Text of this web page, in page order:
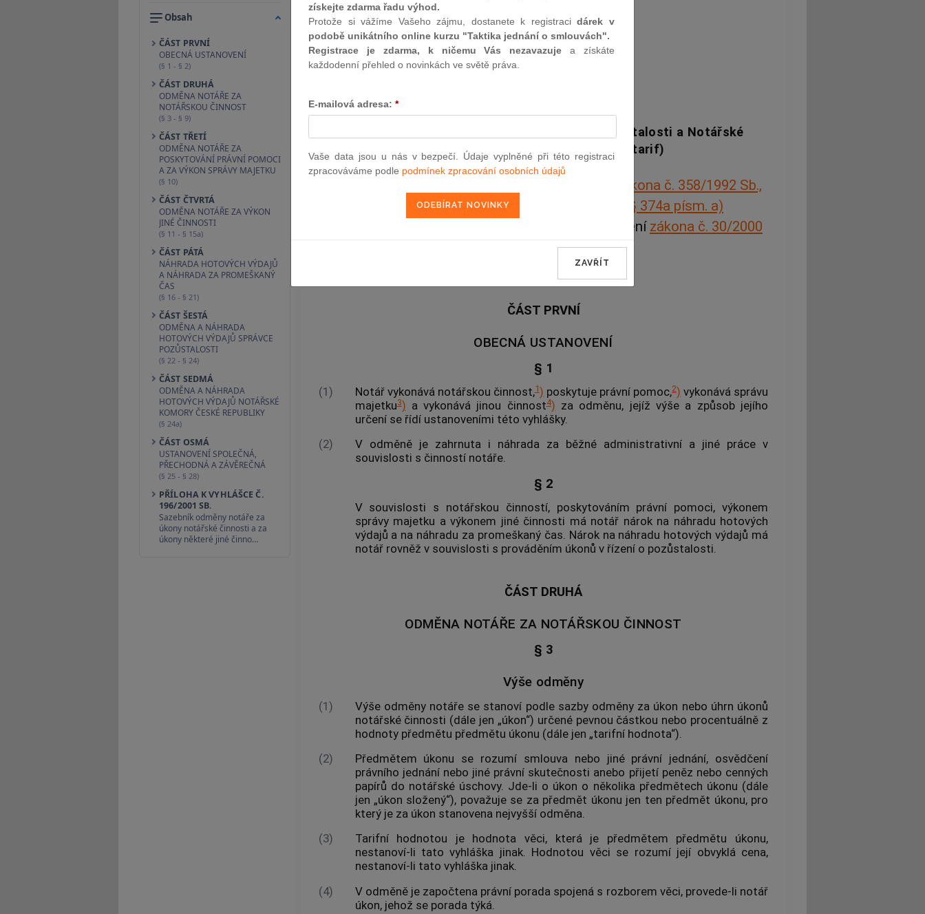
Obsah
ČÁST PRVNÍ
OBECNÁ USTANOVENÍ
(§ 1 - § 2)
ČÁST DRUHÁ
ODMĚNA NOTÁŘE ZA
NOTÁŘSKOU ČINNOST
(§ 3 - § 9)
ČÁST TŘETÍ
ODMĚNA NOTÁŘE ZA
POSKYTOVÁNÍ PRÁVNÍ POMOCI
A ZA VÝKON SPRÁVY MAJETKU
(§ 10)
ČÁST ČTVRTÁ
ODMĚNA NOTÁŘE ZA VÝKON
JINÉ ČINNOSTI
(§ 11 - § 15a)
ČÁST PÁTÁ
NÁHRADA HOTOVÝCH VÝDAJŮ
A NÁHRADA ZA PROMEŠKANÝ
ČAS
(§ 16 - § 21)
ČÁST ŠESTÁ
ODMĚNA A NÁHRADA
HOTOVÝCH VÝDAJŮ SPRÁVCE
POZŮSTALOSTI
(§ 22 - § 24)
ČÁST SEDMÁ
ODMĚNA A NÁHRADA
HOTOVÝCH VÝDAJŮ NOTÁŘSKÉ
KOMORY ČESKÉ REPUBLIKY
(§ 24a)
ČÁST OSMÁ
USTANOVENÍ SPOLEČNÁ,
PŘECHODNÁ A ZÁVĚREČNÁ
(§ 25 - § 28)
PŘÍLOHA K VYHLÁŠCE Č.
196/2001 SB.
Sazebník odměny notáře za
úkony notářské činnosti a za
úkony některé jiné činno…
VYHLÁŠKA
Ministerstva spravedlnosti
o odměnách a náhradách notářů, správců pozůstalosti a Notářské
komory České republiky (notářský tarif)
zákona č. 358/1992 Sb.,
o notářích a jejich činnosti(notářský řád), a podle
§ 374a písm. a)
, ve znění zákona č. 30/2000
ČÁST PRVNÍ
OBECNÁ USTANOVENÍ
§ 1
(1) Notář vykonává notářskou činnost,1) poskytuje právní pomoc,2) vykonává správu
majetku3) a vykonává jinou činnost4) za odměnu, jejíž výše a způsob jejího
určení se řídí ustanoveními této vyhlášky.
(2)
V odměně je zahrnuta i náhrada za běžné administrativní a jiné práce v
souvislosti s činností notáře.
§ 2
V souvislosti s notářskou činností, poskytováním právní pomoci, výkonem
správy majetku a výkonem jiné činnosti má notář nárok na náhradu hotových
výdajů a na náhradu za promeškaný čas. Nárok na náhradu hotových výdajů má
notář rovněž v souvislosti s prováděním úkonů v řízení o pozůstalosti.
ČÁST DRUHÁ
ODMĚNA NOTÁŘE ZA NOTÁŘSKOU ČINNOST
§ 3
Výše odměny
(1)
Výše odměny notáře se stanoví podle sazby odměny za úkon nebo úhrn úkonů
notářské činnosti (dále jen „úkon“) určené pevnou částkou nebo procentuálně z
hodnoty předmětu předmětu úkonu (dále jen „tarifní hodnota“).
(2)
Předmětem úkonu se rozumí smlouva nebo jiné právní jednání, osvědčení
právního jednání nebo jiné právní skutečnosti anebo přijetí peněz nebo cenných
papírů do notářské úschovy. Jde-li o úkon o několika předmětech úkonu (dále
jen „úkon složený“), považuje se za předmět úkonu jen ten předmět úkonu, pro
který je za úkon stanovena nejvyšší odměna.
(3)
Tarifní hodnotou je hodnota věci, která je předmětem předmětu úkonu,
nestanoví-li tato vyhláška jinak. Hodnotou věci se rozumí její obvyklá cena,
nestanoví-li tato vyhláška jinak.
(4)
V odměně je započtena právní porada spojená s rozborem věci, provede-li notář
úkon, jehož se porada týká.
získejte zdarma řadu výhod.
Protože si vážíme Vašeho zájmu, dostanete k registracidárek v
podobě unikátního online kurzu "Taktika jednání o smlouvách".
Registrace je zdarma, k ničemu Vás nezavazuje a získáte
každodenní přehled o novinkách ve světě práva.
E-mailová adresa: *
Vaše data jsou u nás v bezpečí. Údaje vyplněné při této registraci
zpracováváme podle podmínek zpracování osobních údajů
ZAVŘÍT